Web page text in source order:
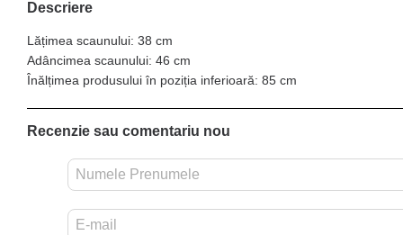
Descriere
Lățimea scaunului: 38 cm
Adâncimea scaunului: 46 cm
Înălțimea produsului în poziția inferioară: 85 cm
Recenzie sau comentariu nou